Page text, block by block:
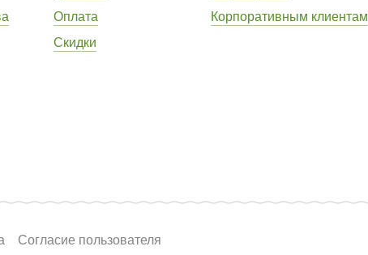
Оплата
Скидки
Корпоративным клиентам
Согласие пользователя